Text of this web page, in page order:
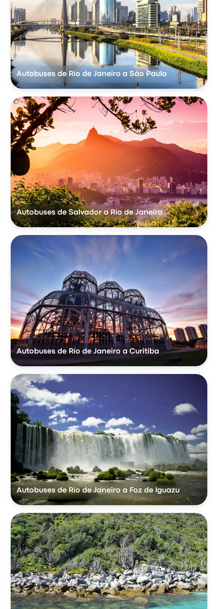
Autobuses de Río de Janeiro a São Paulo
Autobuses de Salvador a Río de Janeiro
Autobuses de Río de Janeiro a Curitiba
Autobuses de Río de Janeiro a Foz de Iguazu